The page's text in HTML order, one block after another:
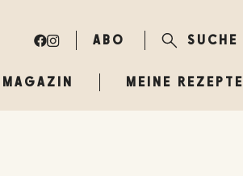
ABO SUCHE
MAGAZIN MEINE REZEPTE